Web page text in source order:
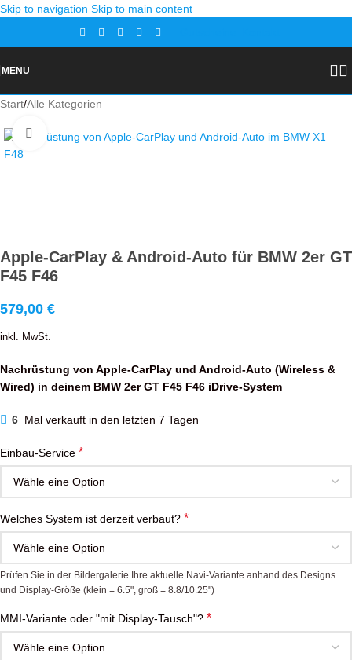
Skip to navigation Skip to main content
MENU
Start/Alle Kategorien
Zoom
Apple-CarPlay & Android-Auto für BMW 2er GT
F45 F46
579,00 €
inkl. MwSt.
Nachrüstung von Apple-CarPlay und Android-Auto (Wireless &
Wired) in deinem BMW 2er GT F45 F46 iDrive-System
6 Mal verkauft in den letzten 7 Tagen
Einbau-Service *
Welches System ist derzeit verbaut? *
Prüfen Sie in der Bildergalerie Ihre aktuelle Navi-Variante anhand des Designs
und Display-Größe (klein = 6.5", groß = 8.8/10.25")
MMI-Variante oder "mit Display-Tausch"? *